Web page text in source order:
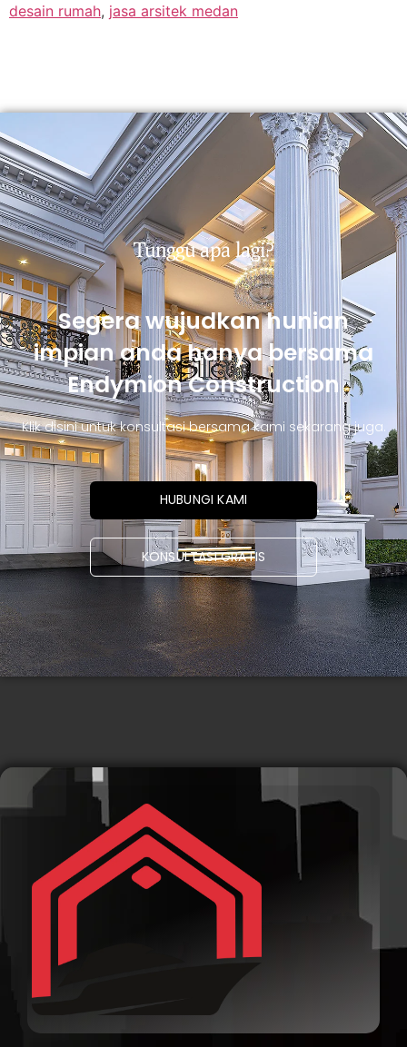
desain rumah, jasa arsitek medan
Tunggu apa lagi?
Segera wujudkan hunian
impian anda hanya bersama
Endymion Construction
Klik disini untuk konsultasi bersama kami sekarang juga.
HUBUNGI KAMI
KONSULTASI GRATIS